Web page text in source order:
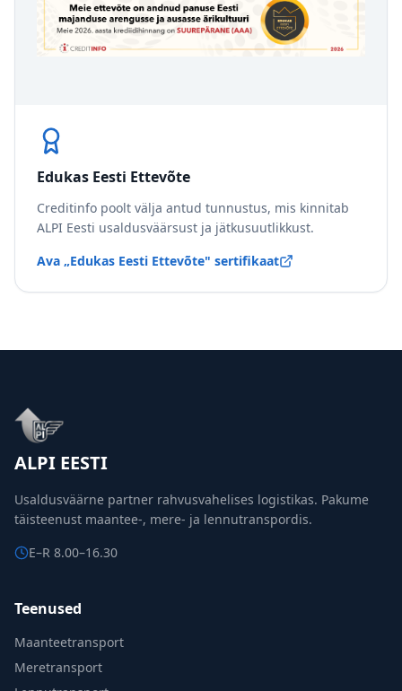
Edukas Eesti Ettevõte
Creditinfo poolt välja antud tunnustus, mis kinnitab
ALPI Eesti usaldusväärsust ja jätkusuutlikkust.
Ava „Edukas Eesti Ettevõte" sertifikaat
ALPI EESTI
Usaldusväärne partner rahvusvahelises logistikas. Pakume
täisteenust maantee-, mere- ja lennutranspordis.
E–R 8.00–16.30
Teenused
Maanteetransport
Meretransport